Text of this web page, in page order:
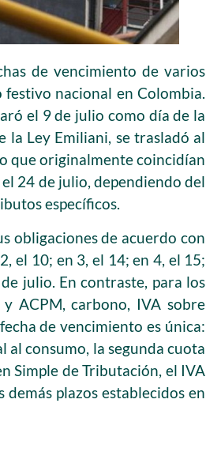
de vencimiento de varios
nacional en Colombia.
el 9 de julio como día de la
la Ley Emiliani, se trasladó al
que originalmente coincidían
24 de julio, dependiendo del
específicos.
obligaciones de acuerdo con
el 10; en 3, el 14; en 4, el 15;
julio. En contraste, para los
y ACPM, carbono, IVA sobre
de vencimiento es única:
al consumo, la segunda cuota
Simple de Tributación, el IVA
plazos establecidos en